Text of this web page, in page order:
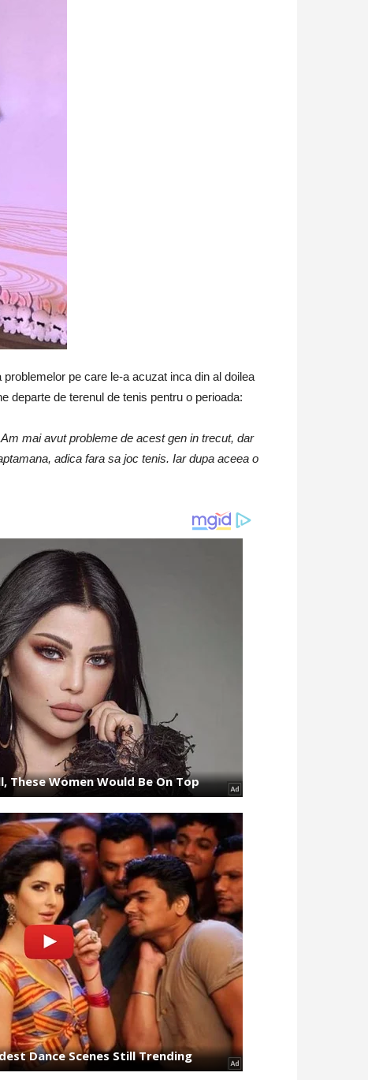
pe care le-a acuzat inca din al doilea
departe de terenul de tenis pentru o perioada:
mai avut probleme de acest gen in trecut, dar
adica fara sa joc tenis. Iar dupa aceea o